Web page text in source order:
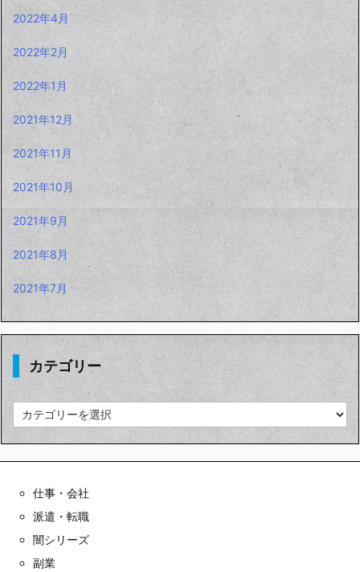
2022年4月
2022年2月
2022年1月
2021年12月
2021年11月
2021年10月
2021年9月
2021年8月
2021年7月
カテゴリー
テ
仕事・会社
派遣・転職
闇シリーズ
副業